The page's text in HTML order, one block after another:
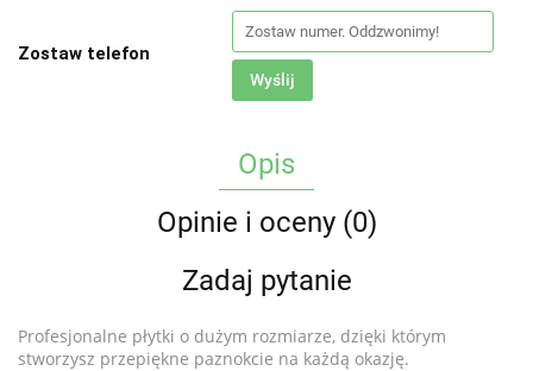
Zostaw telefon
Wyślij
Opis
Opinie i oceny (0)
Zadaj pytanie
Profesjonalne płytki o dużym rozmiarze, dzięki którym
stworzysz przepiękne paznokcie na każdą okazję.